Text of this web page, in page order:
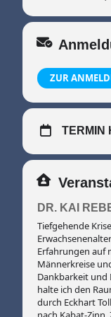
Was
Dieses Seminar
unterstützenden
erwecken und
entdecken.
vor, die dich mit
Verbinde dich
Männlichkeit
Tiefe
Die magische
ZUR
TERMIN
DR. KAI
Tiefgehende
Erfahrungen auf
Männerkreise
Dankbarkeit und
halte ich den
durch Eckhart